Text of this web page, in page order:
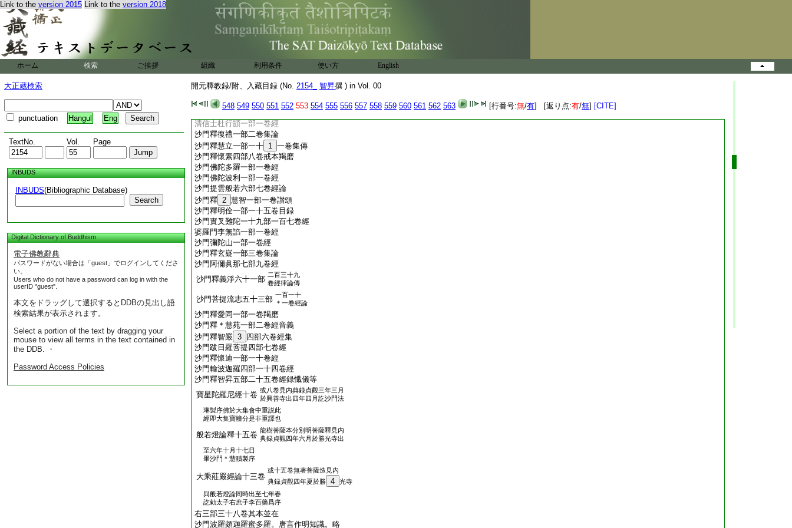
Link to the version 2015 Link to the version 2018
ホーム 検索 ご挨拶 組織 利用条件 使い方 English
大正蔵検索
punctuation Hangul Eng
TextNo. Vol. Page
INBUDS
INBUDS(Bibliographic Database)
Search
Digital Dictionary of Buddhism
電子佛教辭典
パスワードがない場合は「guest」でログインしてくださ
い。
Users who do not have a password can log in with the
userID "guest".
本文をドラッグして選択するとDDBの見出し語
検索結果が表示されます。
Select a portion of the text by dragging your
mouse to view all terms in the text contained in
the DDB. ・
Password Access Policies
開元釋教録/附、入藏目録 (No. 2154_ 智昇撰 ) in Vol. 00
548 549 550 551 552 553 554 555 556 557 558 559 560 561 562 563 [行番号:無/有] [返り点:有/無] [CITE]
沙門釋玄應一部二十五卷經音義
沙門釋靖邁一部四卷圖
14
沙門釋智通四部五卷經
沙門伽梵達摩一部一卷經
沙門釋玄惲一部二十卷 15
沙門那提 16
三部三卷經
沙門若那跋陀羅一部 17 二卷經
清信士杜行顗一部一卷經
沙門釋復禮一部二卷集論
沙門釋慧立一部一十 1 一卷集傳
沙門釋懷素四部八卷戒本羯磨
沙門佛陀多羅一部一卷經
沙門佛陀波利一部一卷經
沙門提雲般若六部七卷經論
沙門釋 2 慧智一部一卷讃頌
沙門釋明佺一部一十五卷目録
沙門實叉難陀一十九部一百七卷經
婆羅門李無諂一部一卷經
沙門彌陀山一部一卷經
沙門釋玄嶷一部三卷集論
沙門阿儞眞那七部九卷經
沙門釋義淨六十一部 二百三十九
卷經律論傳
沙門菩提流志五十三部 一百一十
＊一卷經論
沙門釋愛同一部一卷羯磨
沙門釋＊慧苑一部二卷經音義
沙門釋智嚴 3 四部六卷經集
沙門跋日羅菩提四部七卷經
沙門釋懷迪一部一十卷經
沙門輸波迦羅四部一十四卷經
沙門釋智昇五部二十五卷經録懺儀等
寶星陀羅尼經十卷 或八卷見内典録貞觀三年三月
於興善寺出四年四月訖沙門法
琳製序佛於大集會中重説此
經即大集寶幢分是非重譯也
般若燈論釋十五卷 龍樹菩薩本分別明菩薩釋見内
典録貞觀四年六月於勝光寺出
至六年十月十七日
畢沙門＊慧賾製序
大乘莊嚴經論十三卷
或十五卷無著菩薩造見内
典録貞觀四年夏於勝
4
光寺
與般若燈論同時出至七年春
訖勅太子右庶子李百藥爲序
右三部三十八卷其本並在
沙門波羅頗迦羅蜜多羅。唐言作明知識。略